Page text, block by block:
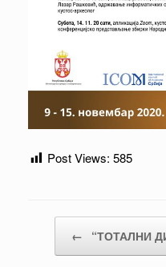
Post Views: 585
← “ТОТАЛНИ